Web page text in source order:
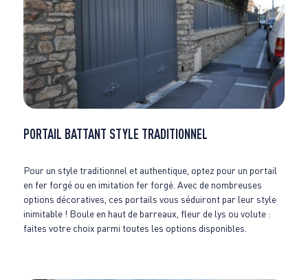
PORTAIL BATTANT STYLE TRADITIONNEL
Pour un style traditionnel et authentique, optez pour un portail
en fer forgé ou en imitation fer forgé. Avec de nombreuses
options décoratives, ces portails vous séduiront par leur style
inimitable ! Boule en haut de barreaux, fleur de lys ou volute :
faites votre choix parmi toutes les options disponibles.